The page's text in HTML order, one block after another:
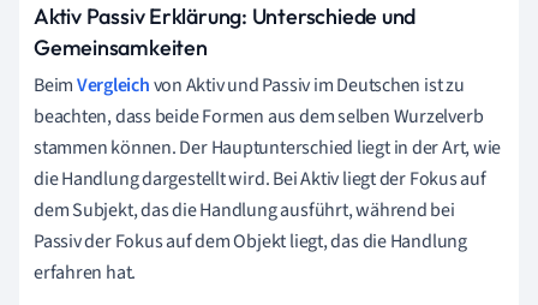
Aktiv Passiv Erklärung: Unterschiede und
Gemeinsamkeiten
BeimVergleichvon Aktiv und Passiv im Deutschen ist zu
beachten, dass beide Formen aus dem selben Wurzelverb
stammen können. Der Hauptunterschied liegt in der Art, wie
die Handlung dargestellt wird. Bei Aktiv liegt der Fokus auf
dem Subjekt, das die Handlung ausführt, während bei
Passiv der Fokus auf dem Objekt liegt, das die Handlung
erfahren hat.